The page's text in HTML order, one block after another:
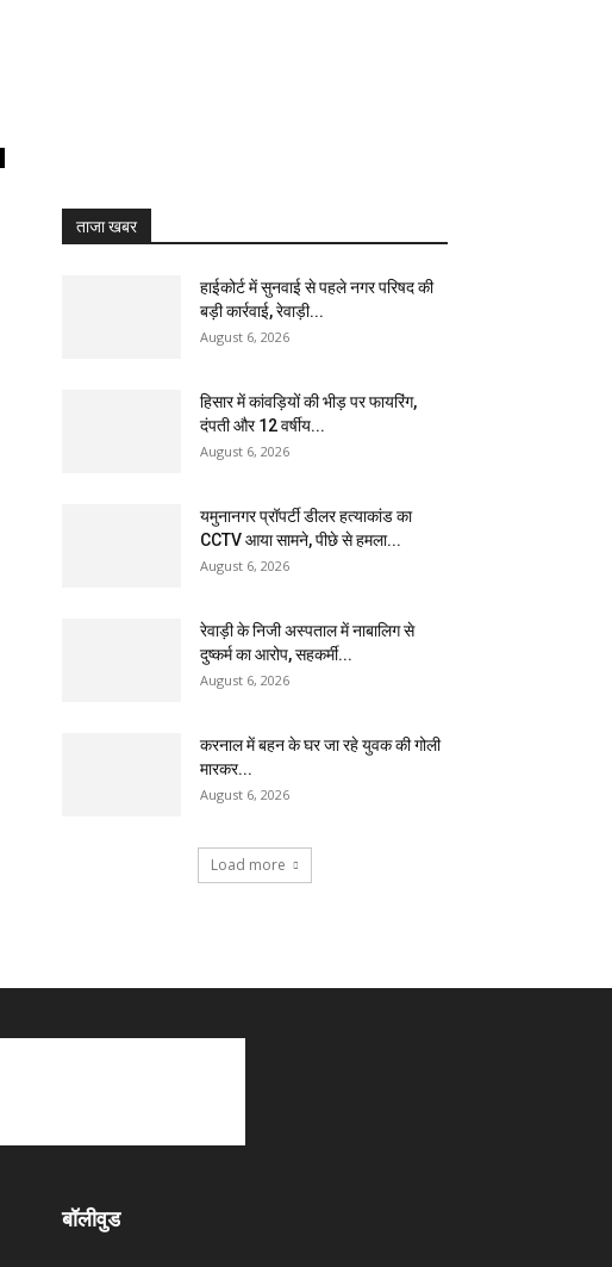
ताजा खबर
हाईकोर्ट में सुनवाई से पहले नगर परिषद की
बड़ी कार्रवाई, रेवाड़ी...
August 6, 2026
हिसार में कांवड़ियों की भीड़ पर फायरिंग,
दंपती और 12 वर्षीय...
August 6, 2026
यमुनानगर प्रॉपर्टी डीलर हत्याकांड का
CCTV आया सामने, पीछे से हमला...
August 6, 2026
रेवाड़ी के निजी अस्पताल में नाबालिग से
दुष्कर्म का आरोप, सहकर्मी...
August 6, 2026
करनाल में बहन के घर जा रहे युवक की गोली
मारकर...
August 6, 2026
Load more
बॉलीवुड